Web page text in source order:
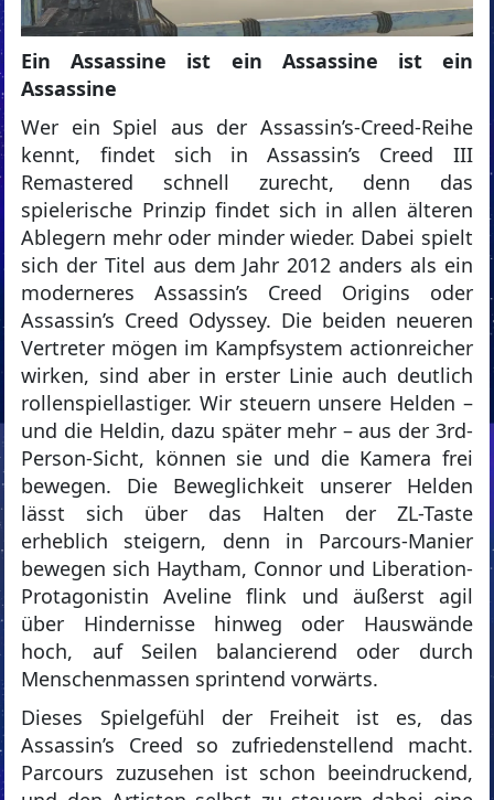
Ein Assassine ist ein Assassine ist ein
Assassine
Wer ein Spiel aus der Assassin’s-Creed-Reihe
kennt, findet sich in Assassin’s Creed III
Remastered schnell zurecht, denn das
spielerische Prinzip findet sich in allen älteren
Ablegern mehr oder minder wieder. Dabei spielt
sich der Titel aus dem Jahr 2012 anders als ein
moderneres Assassin’s Creed Origins oder
Assassin’s Creed Odyssey. Die beiden neueren
Vertreter mögen im Kampfsystem actionreicher
wirken, sind aber in erster Linie auch deutlich
rollenspiellastiger. Wir steuern unsere Helden –
und die Heldin, dazu später mehr – aus der 3rd-
Person-Sicht, können sie und die Kamera frei
bewegen. Die Beweglichkeit unserer Helden
lässt sich über das Halten der ZL-Taste
erheblich steigern, denn in Parcours-Manier
bewegen sich Haytham, Connor und Liberation-
Protagonistin Aveline flink und äußerst agil
über Hindernisse hinweg oder Hauswände
hoch, auf Seilen balancierend oder durch
Menschenmassen sprintend vorwärts.
Dieses Spielgefühl der Freiheit ist es, das
Assassin’s Creed so zufriedenstellend macht.
Parcours zuzusehen ist schon beeindruckend,